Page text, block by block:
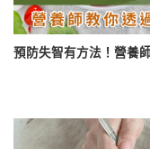
預防失智有方法！營養